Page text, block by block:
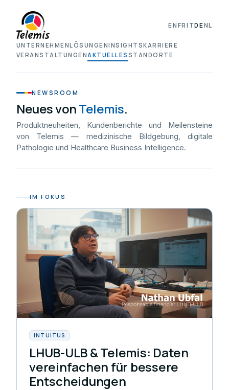
UNTERNEHMENLÖSUNGENINSIGHTSKARRIERE
VERANSTALTUNGENAKTUELLES STANDORTE
ENFRITDENL
NEWSROOM
Neues vonTelemis.
Produktneuheiten, Kundenberichte und Meilensteine
von Telemis — medizinische Bildgebung, digitale
Pathologie und Healthcare Business Intelligence.
IM FOKUS
INTUITUS
LHUB-ULB & Telemis: Daten
vereinfachen für bessere
Entscheidungen